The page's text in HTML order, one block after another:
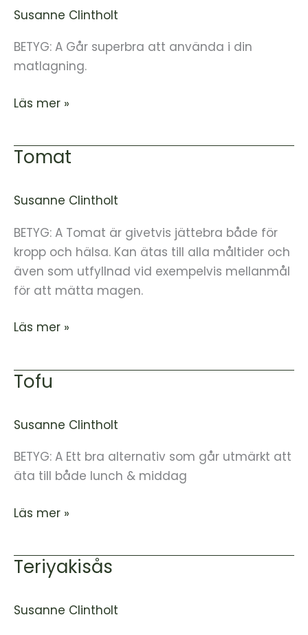
Susanne Clintholt
BETYG: A Går superbra att använda i din
matlagning.
Läs mer »
Tomat
Susanne Clintholt
BETYG: A Tomat är givetvis jättebra både för
kropp och hälsa. Kan ätas till alla måltider och
även som utfyllnad vid exempelvis mellanmål
för att mätta magen.
Tomat
Läs mer »
Tofu
Susanne Clintholt
BETYG: A Ett bra alternativ som går utmärkt att
äta till både lunch & middag
Tofu
Läs mer »
Teriyakisås
Susanne Clintholt
Teriyakisås